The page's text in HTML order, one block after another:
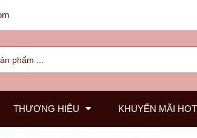
THƯƠNG HIỆU KHUYẾN MÃI HOT